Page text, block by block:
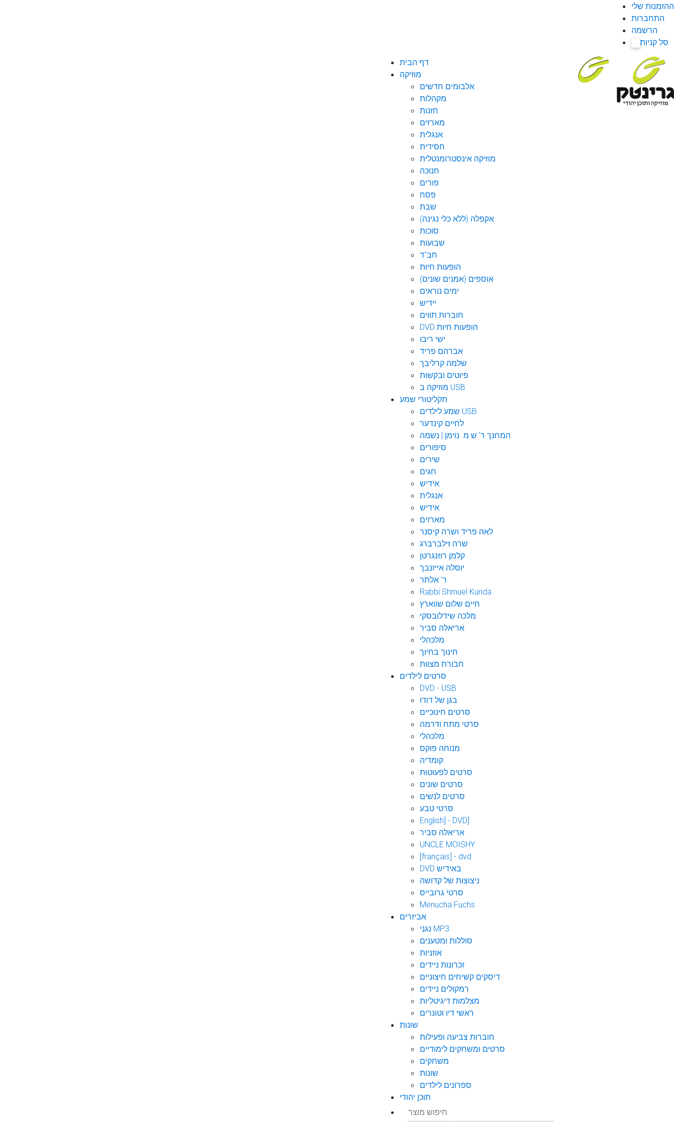
ההזמנות שלי
התחברות
הרשמה
סל קניות
דף הבית
מוזיקה
אלבומים חדשים
מקהלות
חזנות
מארזים
אנגלית
חסידית
מוזיקה אינסטרומנטלית
חנוכה
פורים
פסח
שבת
אקפלה (ללא כלי נגינה)
סוכות
שבועות
חב"ד
הופעות חיות
אוספים (אמנים שונים)
ימים נוראים
יידיש
חוברות תווים
DVD הופעות חיות
ישי ריבו
אברהם פריד
שלמה קרליבך
פיוטים ובקשות
מוזיקה ב USB
תקליטורי שמע
שמע לילדים USB
לחיים קינדער
המחנך ר' ש.מ. נוימן | נשמה
סיפורים
שירים
חגים
אידיש
אנגלית
אידיש
מארזים
לאה פריד ושרה קיסנר
שרה זילברברג
קלמן רוזנגרטן
יוסלה אייזנבך
ר' אלתר
Rabbi Shmuel Kunda
חיים שלום שווארץ
מלכה שידלובסקי
אריאלה סביר
מלכהלי
חינוך בחיוך
חבורת מצוות
סרטים לילדים
DVD - USB
בגן של דודו
סרטים חינוכיים
סרטי מתח ודרמה
מלכהלי
מנוחה פוקס
קומדיה
סרטים לפעוטות
סרטים שונים
סרטים לנשים
סרטי טבע
English] - DVD]
אריאלה סביר
UNCLE MOISHY
[français] - dvd
DVD באידיש
ניצוצות של קדושה
סרטי גרובייס
Menucha Fuchs
אביזרים
נגני MP3
סוללות ומטענים
אוזניות
זכרונות ניידים
דיסקים קשיחים חיצוניים
רמקולים ניידים
מצלמות דיגיטליות
ראשי דיו וטונרים
שונות
חוברות צביעה ופעילות
סרטים ומשחקים לימודיים
משחקים
שונות
ספרונים לילדים
תוכן יהודי